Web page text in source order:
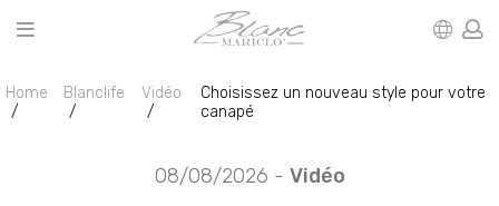
Home Blanclife Vidéo
Choisissez un nouveau style pour votre
canapé
08/08/2026 - Vidéo